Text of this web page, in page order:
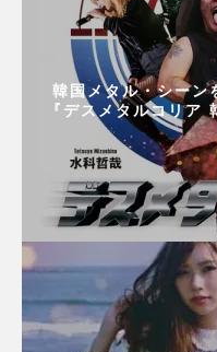
韓国メタル・シーン
『デスメタルコリア